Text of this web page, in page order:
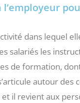
dans lequel
salariés les
de formation,
autour des
et il revient aux